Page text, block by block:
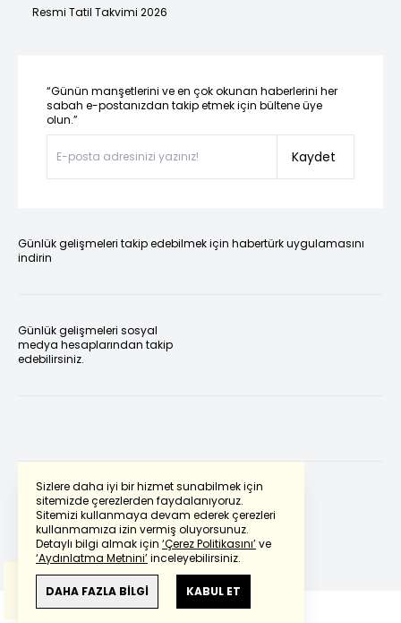
Sizlere daha iyi bir hizmet sunabilmek için
sitemizde çerezlerden faydalanıyoruz.
Sitemizi kullanmaya devam ederek çerezleri
kullanmamıza izin vermiş oluyorsunuz.
Detaylı bilgi almak için ‘Çerez Politikasını’ve
‘Aydınlatma Metnini’inceleyebilirsiniz.
DAHA FAZLA BİLGİ KABUL ET
Resmi Tatil Takvimi 2026
“Günün manşetlerini ve en çok okunan haberlerini her
sabah e-postanızdan takip etmek için bültene üye
olun.”
Kaydet
Günlük gelişmeleri takip edebilmek için habertürk uygulamasını
indirin
Günlük gelişmeleri sosyal
medya hesaplarından takip
edebilirsiniz.
Powered by Translate
Bu çevirideGoogle Transletekullanılmıştır.
Anlam ve çeviri hatalarından
haberturk.com
sorumlu değildir.